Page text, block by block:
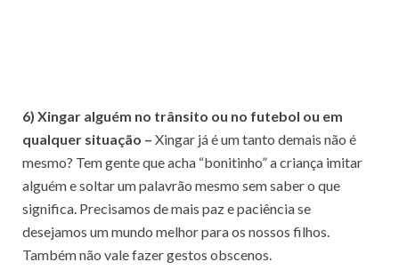
6) Xingar alguém no trânsito ou no futebol ou em
qualquer situação – Xingar já é um tanto demais não é
mesmo? Tem gente que acha “bonitinho” a criança imitar
alguém e soltar um palavrão mesmo sem saber o que
significa. Precisamos de mais paz e paciência se
desejamos um mundo melhor para os nossos filhos.
Também não vale fazer gestos obscenos.